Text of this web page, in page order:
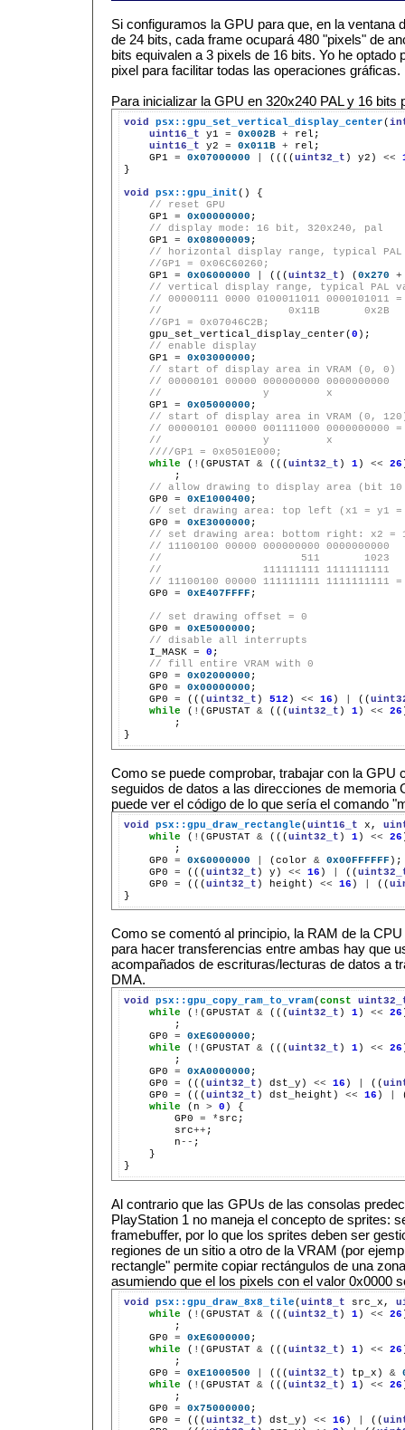
Si configuramos la GPU para que, en la ventana
de 24 bits, cada frame ocupará 480 "pixels" de
bits equivalen a 3 pixels de 16 bits. Yo he optado
pixel para facilitar todas las operaciones gráficas.
Para inicializar la GPU en 320x240 PAL y 16 bits
void psx::gpu_set_vertical_display_center(
uint16_t
y1 = 0x002B +
uint16_t
y2 = 0x011B +
GP1
= 0x07000000 (((( uint32_t ) y2) <<
}
void psx::gpu_init()
// reset GPU
GP1
= 0x00000000
// display mode: 16 bit, 320x240, pal
GP1
= 0x08000009
// horizontal display range, typical PAL
//GP1 = 0x06C60260;
GP1
= 0x06000000 ((( uint32_t ) ( 0x270
+
// vertical display range, typical PAL
// 00000111 0000 0100011011 0000101011
//                    0x11B       0x2B
//GP1 = 0x07046C2B;
gpu_set_vertical_display_center( 0
// enable display
GP1
= 0x03000000
// start of display area in VRAM (0, 0)
// 00000101 00000 000000000 0000000000
//                y         x
GP1
= 0x05000000
// start of display area in VRAM (0,
// 00000101 00000 001111000 0000000000
//                y         x
////GP1 = 0x0501E000;
while
( ! (GPUSTAT & ((( uint32_t ) 1) <<
26
// allow drawing to display area (bit
GP0
= 0xE1000400
// set drawing area: top left (x1 = y1 =
GP0
= 0xE3000000
// set drawing area: bottom right: x2 =
// 11100100 00000 000000000 0000000000
//                      511       1023
//                111111111 1111111111
// 11100100 00000 111111111 1111111111 =
GP0
= 0xE407FFFF ;
// set drawing offset = 0
GP0
= 0xE5000000
// disable all interrupts
I_MASK
= 0
// fill entire VRAM with 0
GP0
= 0x02000000
GP0
= 0x00000000
GP0
= ((( uint32_t ) 512 ) << 16 ) ((
while
( ! (GPUSTAT & ((( uint32_t ) 1) <<
26
;
Como se puede comprobar, trabajar con la GPU
seguidos de datos a las direcciones de memoria
puede ver el código de lo que sería el comando
void psx::gpu_draw_rectangle(uint16_t x,
while
( ! (GPUSTAT & (((uint32_t ) 1) <<
26
GP0
= 0x60000000 (color & 0x00FFFFFF );
GP0
= (((uint32_t ) y) << 16 ) ((
GP0
= (((uint32_t ) height) << 16 ) ((
Como se comentó al principio, la RAM de la
para hacer transferencias entre ambas hay que
acompañados de escrituras/lecturas de datos a
DMA.
void psx::gpu_copy_ram_to_vram( const
while
( ! (GPUSTAT & ((( uint32_t ) 1) <<
26
GP0
= 0xE6000000 ;
while
( ! (GPUSTAT & ((( uint32_t ) 1) <<
26
;
GP0
= 0xA0000000 ;
GP0
= ((( uint32_t ) dst_y) << 16 ) ((
GP0
= ((( uint32_t ) dst_height) << 16 )
while
(n > 0 )
GP0
= *
src++
n--
}
Al contrario que las GPUs de las consolas
PlayStation 1 no maneja el concepto de sprites:
framebuffer, por lo que los sprites deben ser
regiones de un sitio a otro de la VRAM (por
rectangle" permite copiar rectángulos de una
asumiendo que el los pixels con el valor 0x0000
void psx::gpu_draw_8x8_tile(uint8_t src_x,
while
( ! (GPUSTAT & (((uint32_t ) 1) <<
26
GP0
= 0xE6000000 ;
while
( ! (GPUSTAT & (((uint32_t ) 1) <<
26
GP0
= 0xE1000500 (((uint32_t ) tp_x) &
while
( ! (GPUSTAT & (((uint32_t ) 1) <<
26
GP0
= 0x75000000 ;
GP0
= (((uint32_t ) dst_y) << 16 ) ((